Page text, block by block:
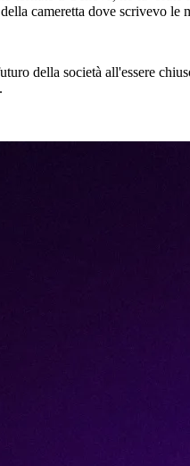
cameretta dove scrivevo
della società all'essere